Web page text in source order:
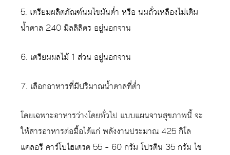
5. เตรียมผลิตภัณฑ์นมไขมันต่ำ หรือ นมถั่วเหลืองไม่เติม
น้ำตาล 240 มิลลิลิตร อยู่นอกจาน
6. เตรียมผลไม้ 1 ส่วน อยู่นอกจาน
7. เลือกอาหารที่มีปริมาณน้ำตาลที่ต่ำ
โดยเฉพาะอาหารว่างโดยทั่วไป แบบแผนจานสุขภาพนี้ จะ
ให้สารอาหารต่อมื้อได้แก่ พลังงานประมาณ 425 กิโล
แคลอรี คาร์โบไฮเดรต 55 – 60 กรัม โปรตีน 35 กรัม ไข